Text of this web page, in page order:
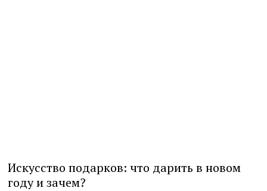
Искусство подарков: что дарить в новом
году и зачем?